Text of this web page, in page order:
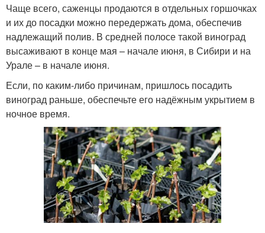
Чаще всего, саженцы продаются в отдельных горшочках
и их до посадки можно передержать дома, обеспечив
надлежащий полив. В средней полосе такой виноград
высаживают в конце мая – начале июня, в Сибири и на
Урале – в начале июня.
Если, по каким-либо причинам, пришлось посадить
виноград раньше, обеспечьте его надёжным укрытием в
ночное время.